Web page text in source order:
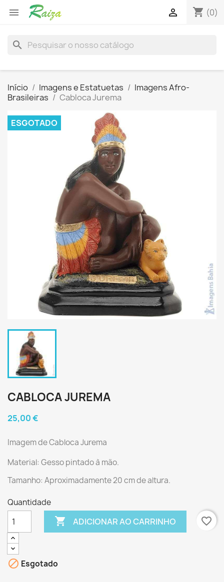
 shopping_cart (0)

search
Início Imagens e Estatuetas
Imagens Afro-
Brasileiras
Cabloca Jurema
ESGOTADO
CABLOCA JUREMA
25,00 €
Imagem de Cabloca Jurema
Material: Gesso pintado à mão.
Tamanho: Aproximadamente 20 cm de altura.
Quantidade
 ADICIONAR AO CARRINHO favorite_border
 Esgotado